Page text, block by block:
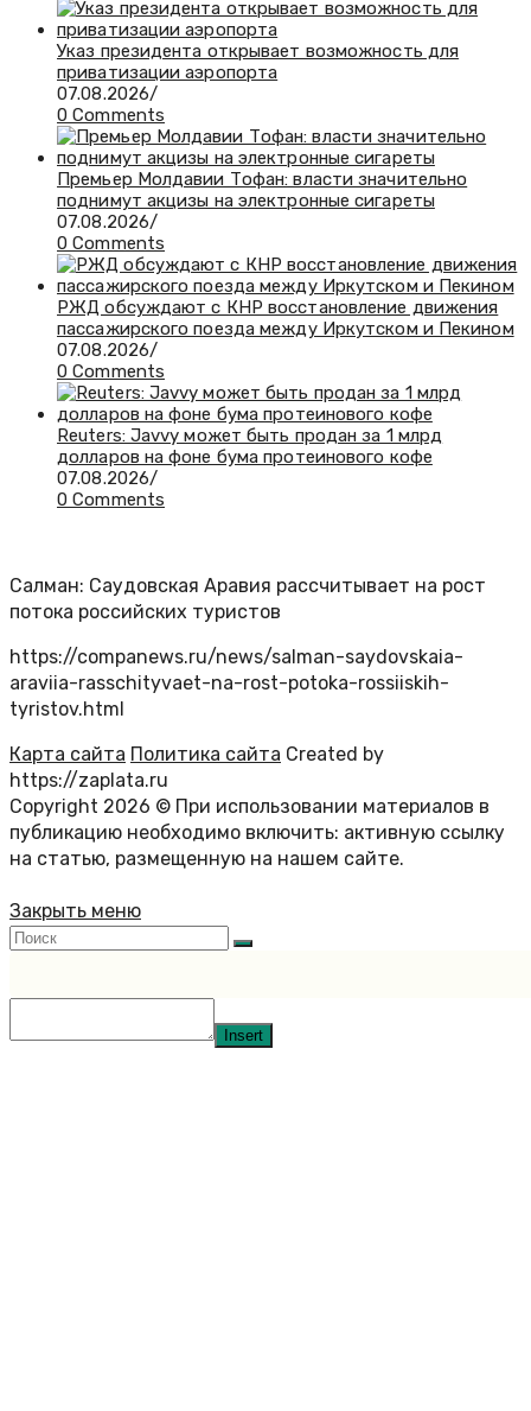
Указ президента открывает возможность для
приватизации аэропорта
07.08.2026/
0 Comments
Премьер Молдавии Тофан: власти значительно
поднимут акцизы на электронные сигареты
07.08.2026/
0 Comments
РЖД обсуждают с КНР восстановление движения
пассажирского поезда между Иркутском и Пекином
07.08.2026/
0 Comments
Reuters: Javvy может быть продан за 1 млрд
долларов на фоне бума протеинового кофе
07.08.2026/
0 Comments
Салман: Саудовская Аравия рассчитывает на рост
потока российских туристов
https://companews.ru/news/salman-saydovskaia-
araviia-rasschityvaet-na-rost-potoka-rossiiskih-
tyristov.html
Карта сайта Политика сайта Created by
https://zaplata.ru
Copyright 2026 © При использовании материалов в
публикацию необходимо включить: активную ссылку
на статью, размещенную на нашем сайте.
Закрыть меню
Insert